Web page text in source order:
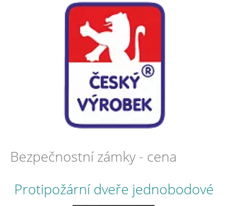
Bezpečnostní zámky - cena
Protipožární dveře jednobodové